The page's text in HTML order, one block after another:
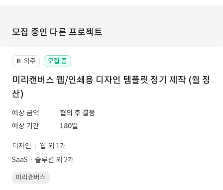
모집 중인 다른 프로젝트
📔 외주 모집 중
미리캔버스 웹/인쇄용 디자인 템플릿 정기 제작 (월 정
산)
예상 금액
협의 후 결정
예상 기간
180일
디자인
웹 외 1개
SaaSㆍ솔루션 외 2개
미리캔버스